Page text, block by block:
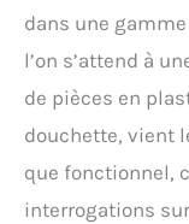
dans une
l’on s’attend à
de pièces en
douchette, vient
que fonctionnel,
interrogations